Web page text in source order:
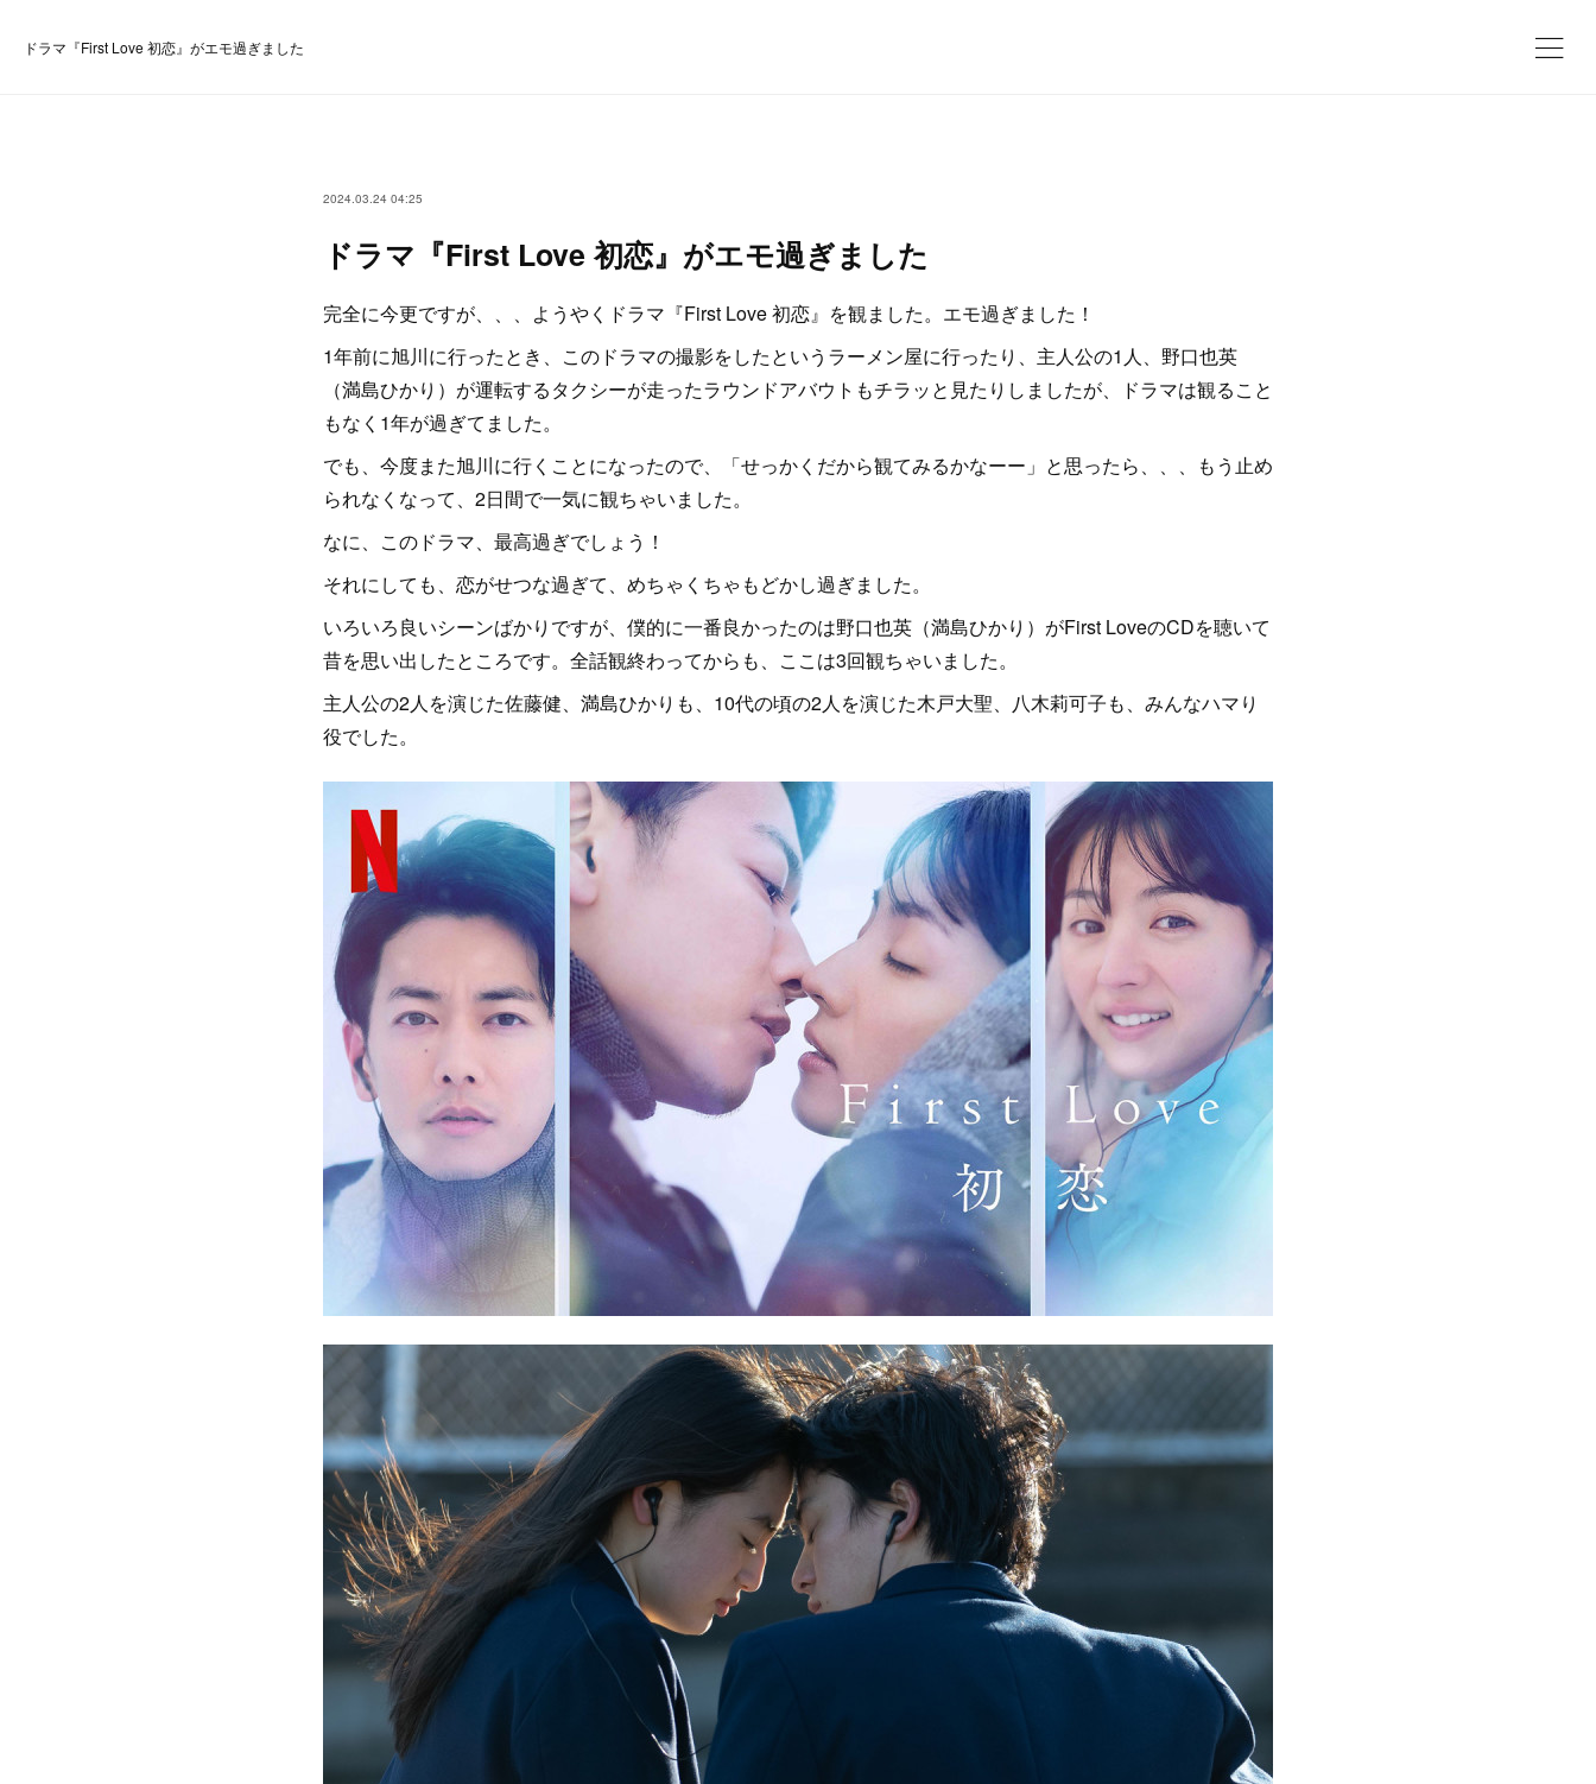
ドラマ『First Love 初恋』がエモ過ぎました
2024.03.24 04:25
ドラマ『First Love 初恋』がエモ過ぎました
完全に今更ですが、、、ようやくドラマ『First Love 初恋』を観ました。エモ過ぎました！
1年前に旭川に行ったとき、このドラマの撮影をしたというラーメン屋に行ったり、主人公の1人、野口也英
（満島ひかり）が運転するタクシーが走ったラウンドアバウトもチラッと見たりしましたが、ドラマは観ること
もなく1年が過ぎてました。
でも、今度また旭川に行くことになったので、「せっかくだから観てみるかなーー」と思ったら、、、もう止め
られなくなって、2日間で一気に観ちゃいました。
なに、このドラマ、最高過ぎでしょう！
それにしても、恋がせつな過ぎて、めちゃくちゃもどかし過ぎました。
いろいろ良いシーンばかりですが、僕的に一番良かったのは野口也英（満島ひかり）がFirst LoveのCDを聴いて
昔を思い出したところです。全話観終わってからも、ここは3回観ちゃいました。
主人公の2人を演じた佐藤健、満島ひかりも、10代の頃の2人を演じた木戸大聖、八木莉可子も、みんなハマり
役でした。